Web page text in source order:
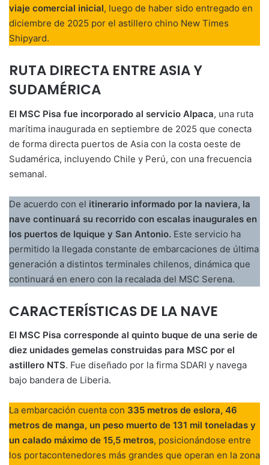
viaje comercial inicial, luego de haber sido entregado en
diciembre de 2025 por el astillero chino New Times
Shipyard.
RUTA DIRECTA ENTRE ASIA Y
SUDAMÉRICA
El MSC Pisa fue incorporado al servicio Alpaca, una ruta
marítima inaugurada en septiembre de 2025 que conecta
de forma directa puertos de Asia con la costa oeste de
Sudamérica, incluyendo Chile y Perú, con una frecuencia
semanal.
De acuerdo con el itinerario informado por la naviera, la
nave continuará su recorrido con escalas inaugurales en
los puertos de Iquique y San Antonio. Este servicio ha
permitido la llegada constante de embarcaciones de última
generación a distintos terminales chilenos, dinámica que
continuará en enero con la recalada del MSC Serena.
CARACTERÍSTICAS DE LA NAVE
El MSC Pisa corresponde al quinto buque de una serie de
diez unidades gemelas construidas para MSC por el
astillero NTS. Fue diseñado por la firma SDARI y navega
bajo bandera de Liberia.
La embarcación cuenta con 335 metros de eslora, 46
metros de manga, un peso muerto de 131 mil toneladas y
un calado máximo de 15,5 metros, posicionándose entre
los portacontenedores más grandes que operan en la zona